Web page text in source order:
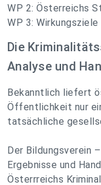
WP 2: Österreichs
WP 3:
Die
Analyse und
Bekanntlich liefert
Öffentlichkeit nur
tatsächliche
Der Bildungsverein
Ergebnisse und
Österrreichs